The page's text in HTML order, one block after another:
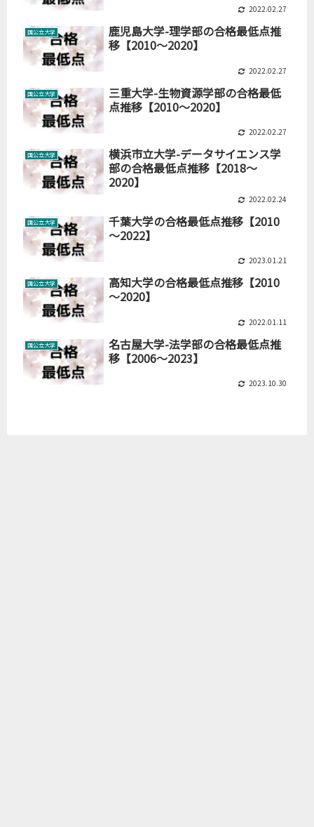
2022.02.27
国公立大学
鹿児島大学-理学部の合格最低点推
移【2010～2020】
2022.02.27
国公立大学
三重大学-生物資源学部の合格最低
点推移【2010～2020】
2022.02.27
国公立大学
横浜市立大学-データサイエンス学
部の合格最低点推移【2018～
2020】
2022.02.24
国公立大学
千葉大学の合格最低点推移【2010
～2022】
2023.01.21
国公立大学
高知大学の合格最低点推移【2010
～2020】
2022.01.11
国公立大学
名古屋大学-法学部の合格最低点推
移【2006～2023】
2023.10.30